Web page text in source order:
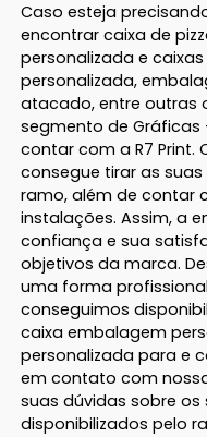
Caso esteja
encontrar caixa de
personalizada e
personalizada,
atacado, entre outras
segmento de Gráficas
contar com a R7 Print.
consegue tirar as
ramo, além de contar
instalações. Assim, a
confiança e sua
objetivos da marca.
uma forma
conseguimos
caixa embalagem
personalizada para e
em contato com
suas dúvidas sobre
disponibilizados pelo